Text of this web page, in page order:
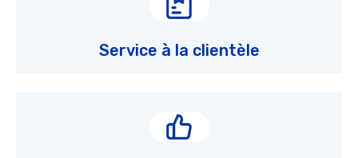
Service à la clientèle